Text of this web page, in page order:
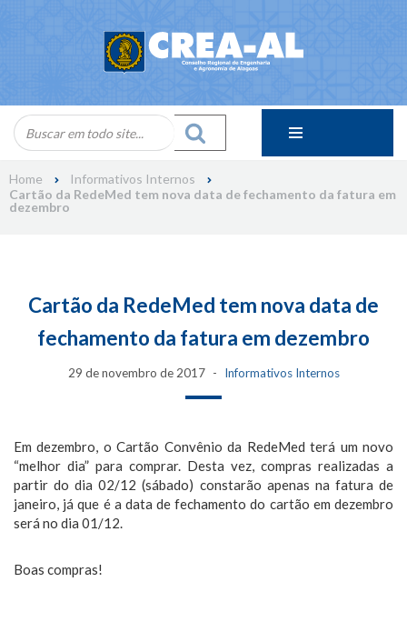
Home
Informativos Internos
Cartão da RedeMed tem nova data de fechamento da fatura em
dezembro
Cartão da RedeMed tem nova data de
fechamento da fatura em dezembro
29 de novembro de 2017 Informativos Internos
Em dezembro, o Cartão Convênio da RedeMed terá um novo
“melhor dia” para comprar. Desta vez, compras realizadas a
partir do dia 02/12 (sábado) constarão apenas na fatura de
janeiro, já que é a data de fechamento do cartão em dezembro
será no dia 01/12.
Boas compras!